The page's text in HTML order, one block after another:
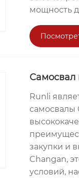
мощность
Самосвал
Runli
самосвалы
закупки и
Changan,
условий,